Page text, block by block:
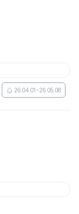
26.04.01~26.05.08